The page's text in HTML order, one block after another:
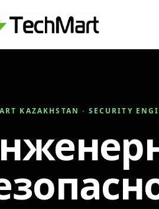
KAZAKHSTAN · SECURITY